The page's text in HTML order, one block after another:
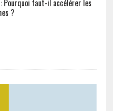
: Pourquoi faut-il accélérer les
?